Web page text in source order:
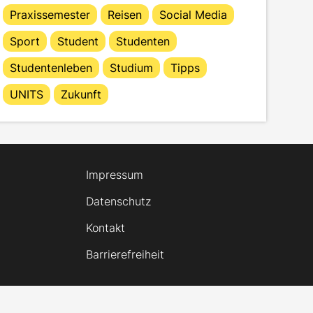
Praxissemester
Reisen
Social Media
Sport
Student
Studenten
Studentenleben
Studium
Tipps
UNITS
Zukunft
Impressum
Datenschutz
Kontakt
Barrierefreiheit